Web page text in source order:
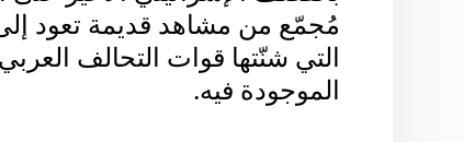
الموجودة فيه.